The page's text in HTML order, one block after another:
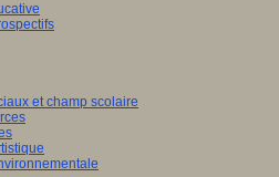
et champ scolaire